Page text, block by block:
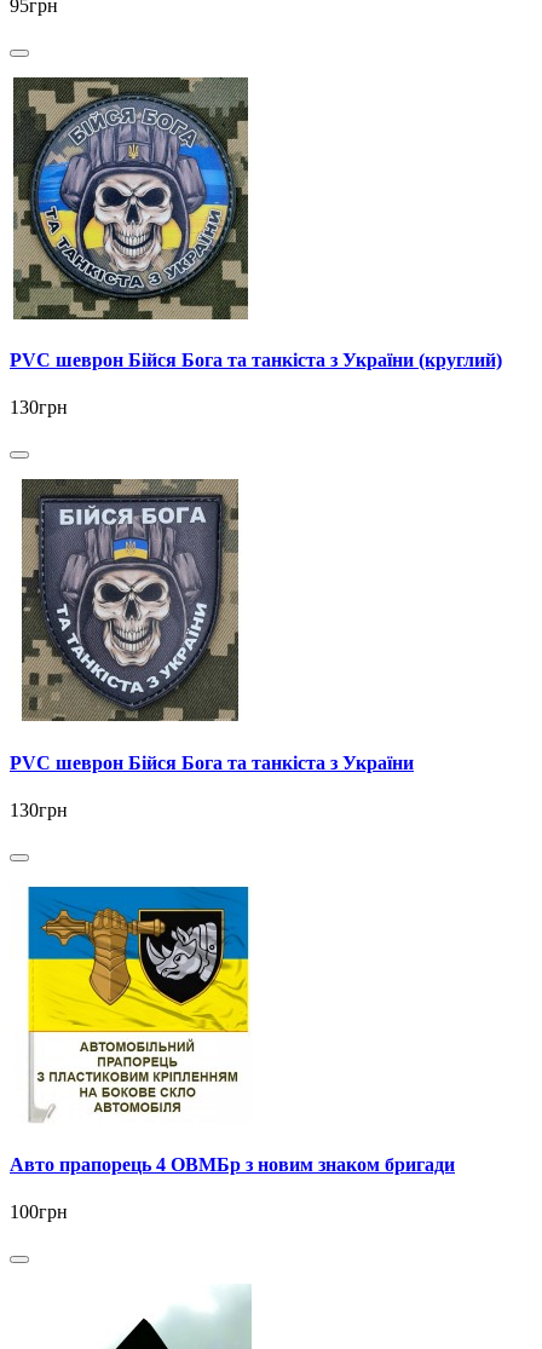
95грн
PVC шеврон Бійся Бога та танкіста з України (круглий)
130грн
PVC шеврон Бійся Бога та танкіста з України
130грн
Авто прапорець 4 ОВМБр з новим знаком бригади
100грн